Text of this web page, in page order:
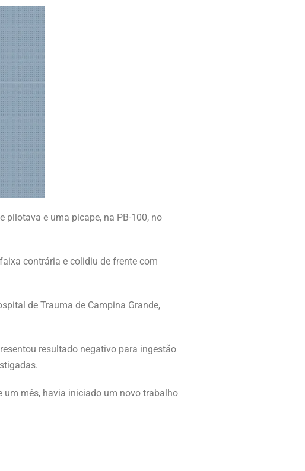
pilotava e uma picape, na PB-100, no
contrária e colidiu de frente com
de Trauma de Campina Grande,
resultado negativo para ingestão
um mês, havia iniciado um novo trabalho